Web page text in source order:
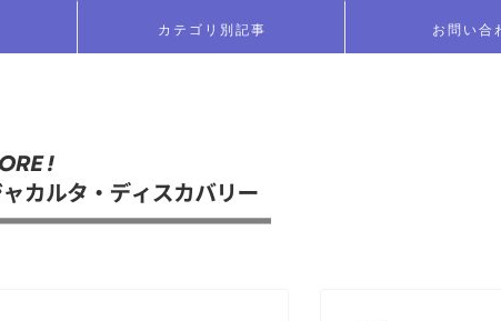
カテゴリ別記事 お問い合